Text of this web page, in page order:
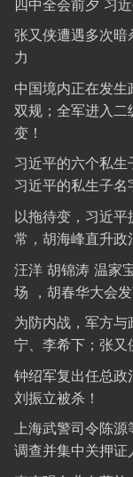
四中全会前夕 习
张又侠遭遇多次
力
中国境内正在发
双规；全军进入二
变！
习近平的六个私
习近平的私生子名
以拖待变，习近平
常，胡海峰直升政
汪洋 胡锦涛 温家
场 ，胡春华大会
为防内战，军方
宁、李希下；张又
钟绍军复出任总政
刘振立被杀！
上海武警司令陈
调查并集中关押